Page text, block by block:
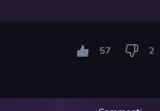
57 2